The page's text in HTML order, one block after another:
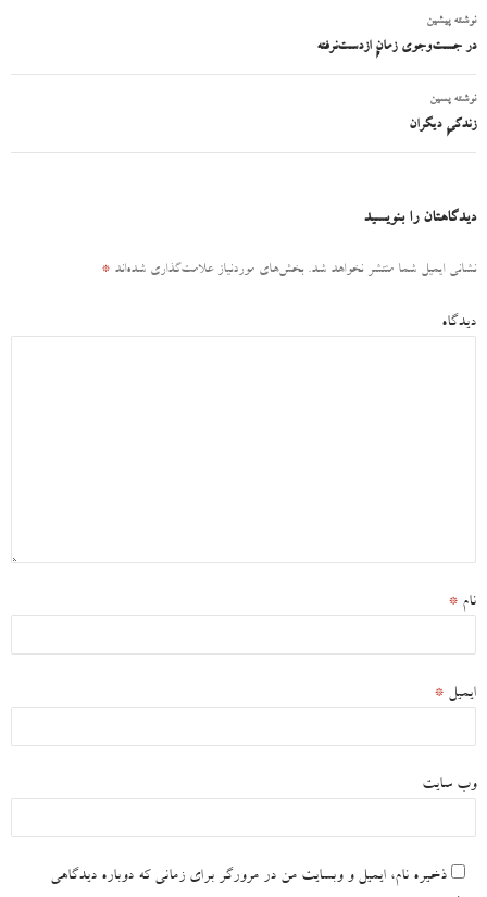
ناوبری
نوشته
نوشته پیشین
در جست‌وجوی زمانِ ازدست‌‌نرفته
نوشته پسین
زندگیِ دیگران
دیدگاهتان را بنویسید
نشانی ایمیل شما منتشر نخواهد شد. بخش‌های موردنیاز علامت‌گذاری شده‌اند *
دیدگاه
نام *
ایمیل *
وب‌ سایت
ذخیره نام، ایمیل و وبسایت من در مرورگر برای زمانی که دوباره دیدگاهی